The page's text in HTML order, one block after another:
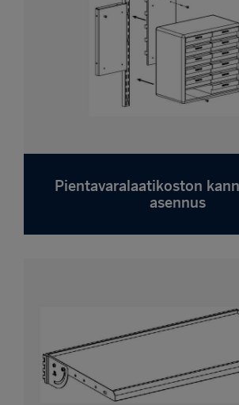
Pientavaralaatikoston
asennus